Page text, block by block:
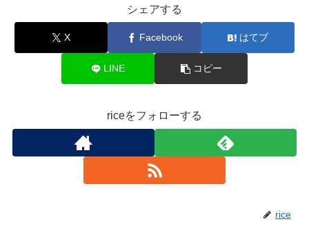
シェアする
X Facebook はてブ
LINE コピー
riceをフォローする
rice